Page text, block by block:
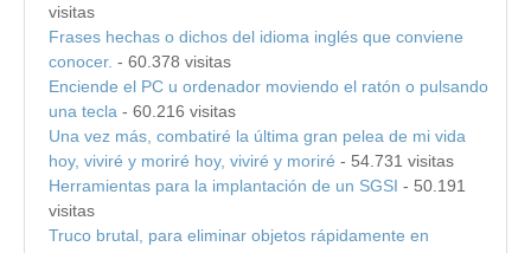
visitas
Frases hechas o dichos del idioma inglés que conviene
conocer. - 60.378 visitas
Enciende el PC u ordenador moviendo el ratón o pulsando
una tecla - 60.216 visitas
Una vez más, combatiré la última gran pelea de mi vida
hoy, viviré y moriré hoy, viviré y moriré - 54.731 visitas
Herramientas para la implantación de un SGSI - 50.191
visitas
Truco brutal, para eliminar objetos rápidamente en